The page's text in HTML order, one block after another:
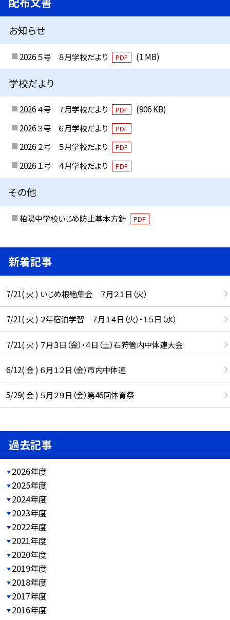
お知らせ
2026 ５号 ８月学校だより PDF (1 MB)
学校だより
2026 ４号 ７月学校だより PDF
(906 KB)
2026 ３号 ６月学校だより
PDF
2026 ２号 ５月学校だより PDF
2026 １号 ４月学校だより PDF
その他
柏陽中学校いじめ防止基本方針 PDF
新着記事
7/21( 火 ) いじめ根絶集会 ７月２１日（火）
7/21( 火 ) ２年宿泊学習 ７月１４日（火）・１５日（水）
7/21( 火 ) ７月３日（金）・４日（土）石狩管内中体連大会
6/12( 金 ) ６月１２日（金）市内中体連
5/29( 金 ) ５月２９日（金）第46回体育祭
過去記事
2026年度
2025年度
2024年度
2023年度
2022年度
2021年度
2020年度
2019年度
2018年度
2017年度
2016年度